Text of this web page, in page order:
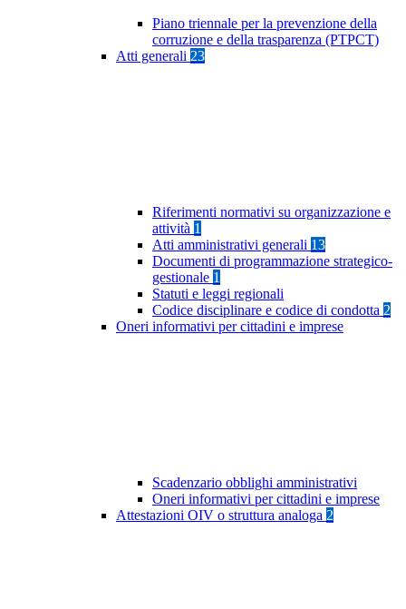
Piano triennale per la prevenzione della
corruzione e della trasparenza (PTPCT)
Atti generali 23
Riferimenti normativi su organizzazione e
attività 1
Atti amministrativi generali 13
Documenti di programmazione strategico-
gestionale 1
Statuti e leggi regionali
Codice disciplinare e codice di condotta 2
Oneri informativi per cittadini e imprese
Scadenzario obblighi amministrativi
Oneri informativi per cittadini e imprese
Attestazioni OIV o struttura analoga 2